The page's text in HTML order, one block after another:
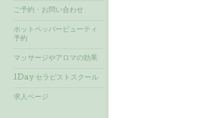
ご予約・お問い合わせ
ホットペッパービューティ
予約
マッサージやアロマの効果
1Day セラピストスクール
求人ページ